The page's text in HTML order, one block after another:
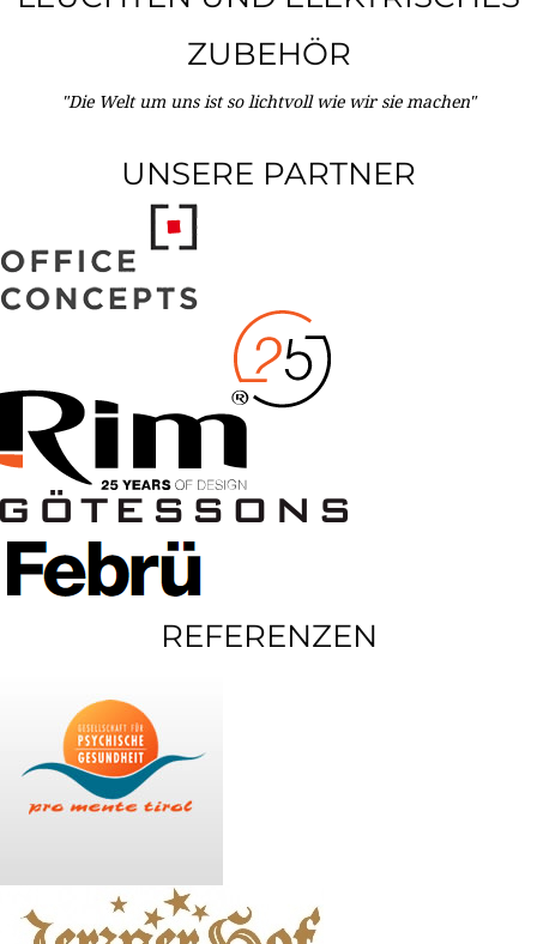
ZUBEHÖR
"Die Welt um uns ist so lichtvoll wie wir sie machen"
UNSERE PARTNER
REFERENZEN